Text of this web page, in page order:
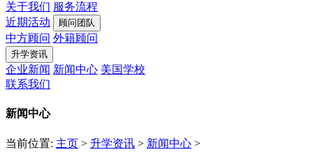
关于我们 服务流程
近期活动
顾问团队
中方顾问 外籍顾问
升学资讯
企业新闻 新闻中心 美国学校
联系我们
新闻中心
当前位置: 主页 > 升学资讯 > 新闻中心 >